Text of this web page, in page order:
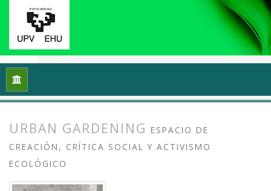
Inicio
URBAN GARDENING ESPACIO DE
CREACIÓN, CRÍTICA SOCIAL Y ACTIVISMO
ECOLÓGICO